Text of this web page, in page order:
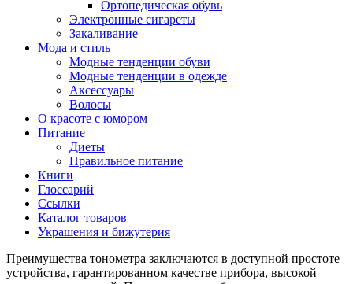
Ортопедическая обувь
Электронные сигареты
Закаливание
Мода и стиль
Модные тенденции обуви
Модные тенденции в одежде
Аксессуары
Волосы
О красоте с юмором
Питание
Диеты
Правильное питание
Книги
Глоссарий
Ссылки
Каталог товаров
Украшения и бижутерия
Преимущества тонометра заключаются в доступной простоте
устройства, гарантированном качестве прибора, высокой